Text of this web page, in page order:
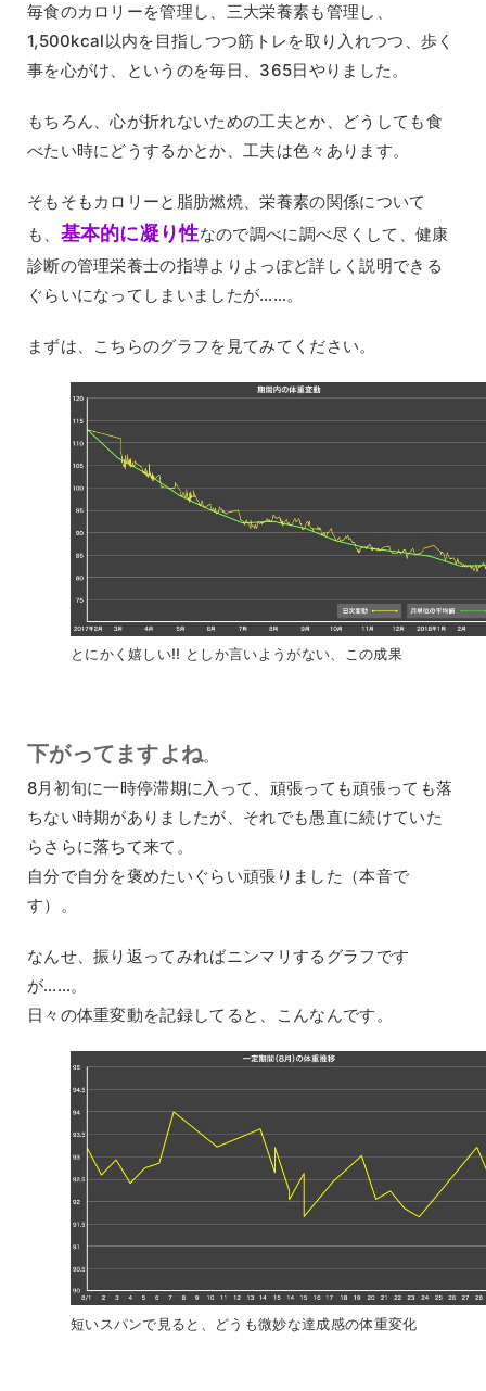
毎食のカロリーを管理し、三大栄養素も管理し、
1,500kcal以内を目指しつつ筋トレを取り入れつつ、歩く
事を心がけ、というのを毎日、365日やりました。
もちろん、心が折れないための工夫とか、どうしても食
べたい時にどうするかとか、工夫は色々あります。
そもそもカロリーと脂肪燃焼、栄養素の関係について
も、 基本的に凝り性なので調べに調べ尽くして、健康
診断の管理栄養士の指導よりよっぽど詳しく説明できる
ぐらいになってしまいましたが……。
まずは、こちらのグラフを見てみてください。
とにかく嬉しい!! としか言いようがない、この成果
下がってますよね。
8月初旬に一時停滞期に入って、頑張っても頑張っても落
ちない時期がありましたが、それでも愚直に続けていた
らさらに落ちて来て。
自分で自分を褒めたいぐらい頑張りました（本音で
す）。
なんせ、振り返ってみればニンマリするグラフです
が……。
日々の体重変動を記録してると、こんなんです。
短いスパンで見ると、どうも微妙な達成感の体重変化